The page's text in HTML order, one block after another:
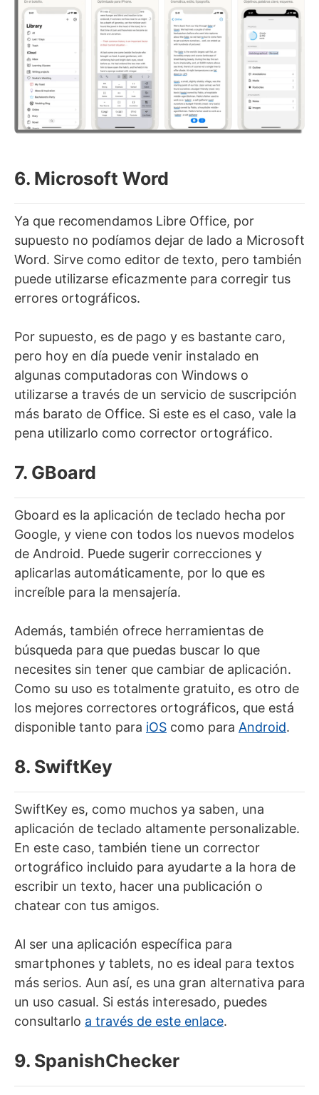
6. Microsoft Word
Ya que recomendamos Libre Office, por
supuesto no podíamos dejar de lado a Microsoft
Word. Sirve como editor de texto, pero también
puede utilizarse eficazmente para corregir tus
errores ortográficos.
Por supuesto, es de pago y es bastante caro,
pero hoy en día puede venir instalado en
algunas computadoras con Windows o
utilizarse a través de un servicio de suscripción
más barato de Office. Si este es el caso, vale la
pena utilizarlo como corrector ortográfico.
7. GBoard
Gboard es la aplicación de teclado hecha por
Google, y viene con todos los nuevos modelos
de Android. Puede sugerir correcciones y
aplicarlas automáticamente, por lo que es
increíble para la mensajería.
Además, también ofrece herramientas de
búsqueda para que puedas buscar lo que
necesites sin tener que cambiar de aplicación.
Como su uso es totalmente gratuito, es otro de
los mejores correctores ortográficos, que está
disponible tanto para iOS como para Android.
8. SwiftKey
SwiftKey es, como muchos ya saben, una
aplicación de teclado altamente personalizable.
En este caso, también tiene un corrector
ortográfico incluido para ayudarte a la hora de
escribir un texto, hacer una publicación o
chatear con tus amigos.
Al ser una aplicación específica para
smartphones y tablets, no es ideal para textos
más serios. Aun así, es una gran alternativa para
un uso casual. Si estás interesado, puedes
consultarlo a través de este enlace.
9. SpanishChecker